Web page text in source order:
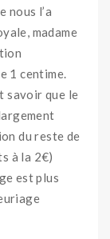
nous l’a
madame
1 centime.
savoir que le
du reste de
à la 2€)
est plus